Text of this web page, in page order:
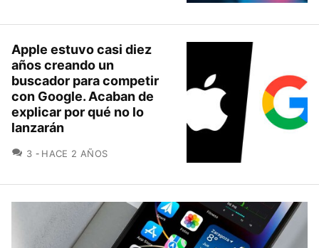
Apple estuvo casi diez
años creando un
buscador para competir
con Google. Acaban de
explicar por qué no lo
lanzarán
3 COMENTARIOS
HACE 2 AÑOS